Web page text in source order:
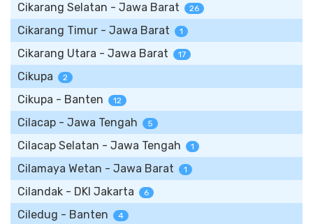
Cikarang Selatan - Jawa Barat 26
Cikarang Timur - Jawa Barat 1
Cikarang Utara - Jawa Barat 17
Cikupa 2
Cikupa - Banten 12
Cilacap - Jawa Tengah 5
Cilacap Selatan - Jawa Tengah 1
Cilamaya Wetan - Jawa Barat 1
Cilandak - DKI Jakarta 6
Ciledug - Banten 4